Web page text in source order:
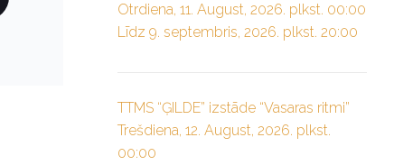
Otrdiena, 11. August, 2026. plkst. 00:00
Līdz 9. septembris, 2026. plkst. 20:00
TTMS “ĢILDE” izstāde “Vasaras ritmi”
Trešdiena, 12. August, 2026. plkst.
00:00